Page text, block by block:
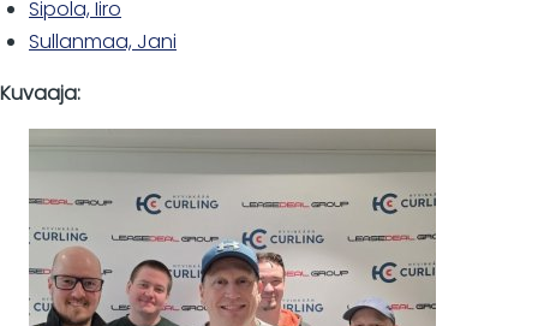
Sipola, Iiro
Sullanmaa, Jani
Kuvaaja: